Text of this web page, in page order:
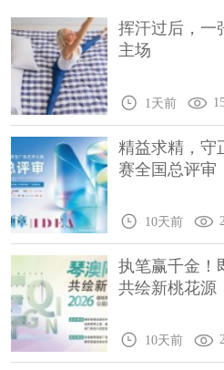
挥汗过后，一
主场
1天前
精益求精，
赛全国总评审
10天前
执笔赢千金！
共绘新桃花源
10天前